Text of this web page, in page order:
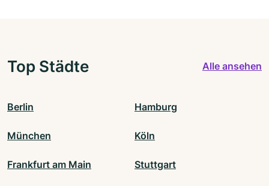
Top Städte Alle ansehen
Berlin Hamburg
München Köln
Frankfurt am Main Stuttgart